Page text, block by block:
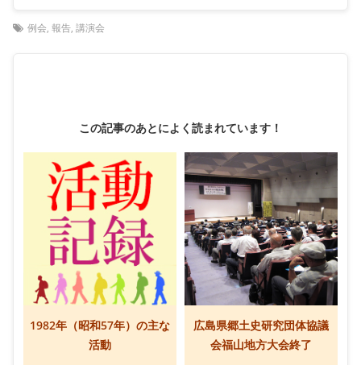
例会, 報告, 講演会
この記事のあとによく読まれています！
1982年（昭和57年）の主な
活動
広島県郷土史研究団体協議
会福山地方大会終了